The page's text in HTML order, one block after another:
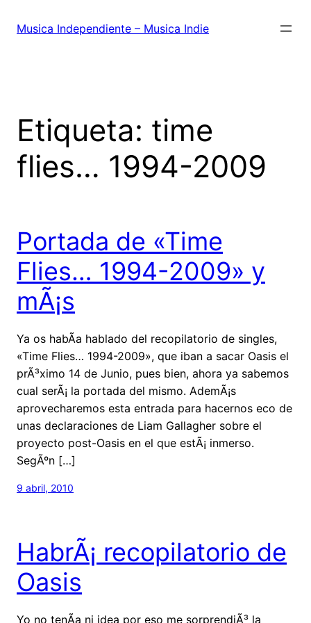
Musica Independiente – Musica Indie
Etiqueta: time
flies… 1994-2009
Portada de «Time
Flies… 1994-2009» y
mÃ¡s
Ya os habÃ­a hablado del recopilatorio de singles,
«Time Flies… 1994-2009», que iban a sacar Oasis el
prÃ³ximo 14 de Junio, pues bien, ahora ya sabemos
cual serÃ¡ la portada del mismo. AdemÃ¡s
aprovecharemos esta entrada para hacernos eco de
unas declaraciones de Liam Gallagher sobre el
proyecto post-Oasis en el que estÃ¡ inmerso.
SegÃºn […]
9 abril, 2010
HabrÃ¡ recopilatorio de
Oasis
Yo no tenÃ­a ni idea por eso me sorprendiÃ³ la